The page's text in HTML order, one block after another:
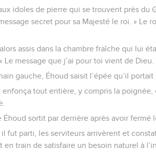
idoles de pierre qui se trouvent près du
secret pour sa Majesté le roi. »
assis dans la chambre fraîche qui lui
Le message que j’ai pour toi vient de
gauche, Éhoud saisit l’épée qu’il
enfonça tout entière, y compris la
Éhoud sortit par derrière après avoir fermé
il fut parti, les serviteurs arrivèrent et
en train de satisfaire un besoin naturel à